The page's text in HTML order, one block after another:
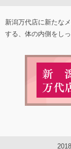
新潟万代店に新たな
する、体の内側をし